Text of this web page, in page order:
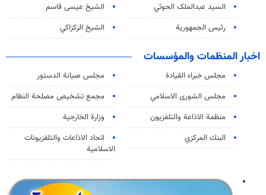
السید عبدالملک الحوثي
الشيخ عيسى قاسم
رئيس الجمهورية
الشيخ الزكزاكي
اخبار المنظمات والمؤسسات
مجلس خبراء القيادة
مجلس صيانة الدستور
مجلس الشورى الاسلامي
مجمع تشخيص مصلحة النظام
منظمة الاذاعة والتلفزیون
وزارة الخارجية
البنك المركزي
اتحاد الاذاعات والتلفزيونات
الاسلامية